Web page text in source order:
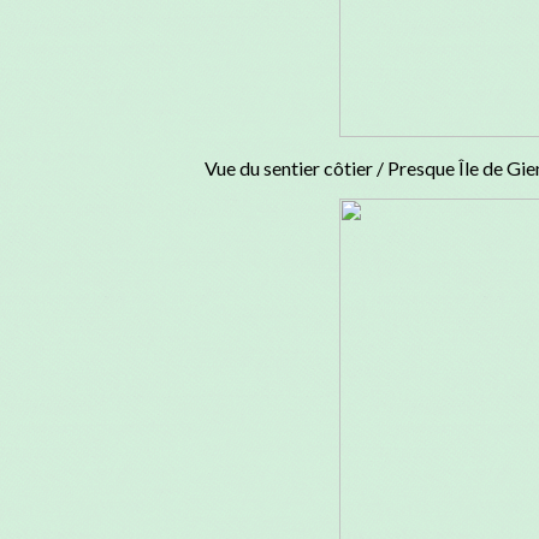
Vue du sentier côtier / Presque Île de